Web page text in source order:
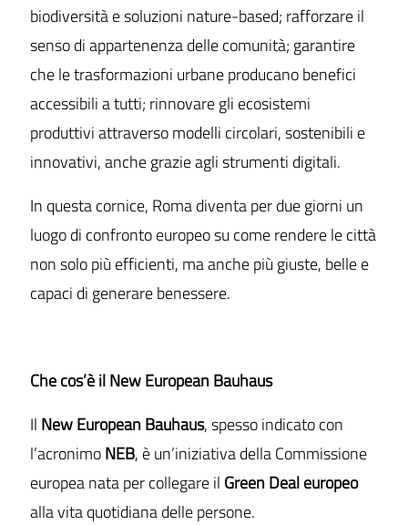
biodiversità e soluzioni nature-based; rafforzare il
senso di appartenenza delle comunità; garantire
che le trasformazioni urbane producano benefici
accessibili a tutti; rinnovare gli ecosistemi
produttivi attraverso modelli circolari, sostenibili e
innovativi, anche grazie agli strumenti digitali.
In questa cornice, Roma diventa per due giorni un
luogo di confronto europeo su come rendere le città
non solo più efficienti, ma anche più giuste, belle e
capaci di generare benessere.
Che cos’è il New European Bauhaus
Il New European Bauhaus, spesso indicato con
l’acronimoNEB, è un’iniziativa della Commissione
europea nata per collegare il Green Deal europeo
alla vita quotidiana delle persone.